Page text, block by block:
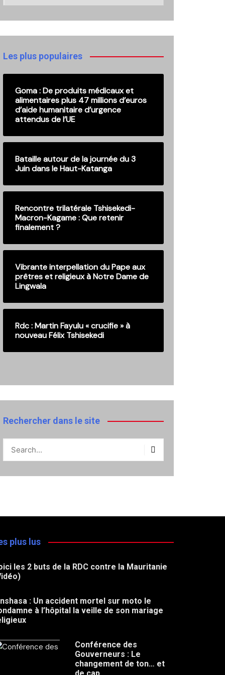
anciennes
publications
Les plus populaires
Goma : De produits médicaux et
alimentaires plus 47 millions d’euros
d’aide humanitaire d’urgence
attendus de l’UE
Bataille autour de la journée du 3
Juin dans le Haut-Katanga
Rencontre trilatérale Tshisekedi-
Macron-Kagame : Que retenir
finalement ?
Vibrante interpellation du Pape aux
prêtres et religieux à Notre Dame de
Lingwala
Rdc : Martin Fayulu « crucifie » à
nouveau Félix Tshisekedi
Rechercher dans le site
plus lus
les 2 buts de la RDC contre la Mauritanie
: Un accident mortel sur moto le
à l’hôpital la veille de son mariage
Conférence des
Gouverneurs : Le
changement de ton… et